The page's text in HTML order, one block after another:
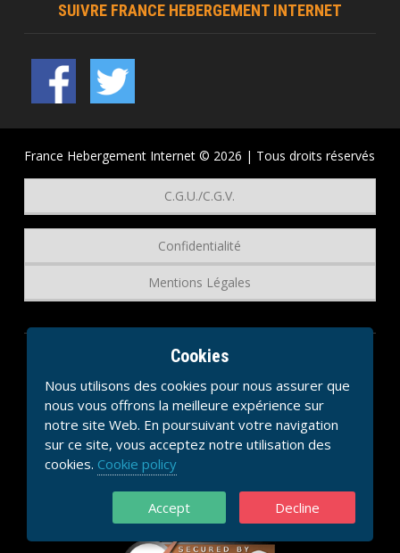
SUIVRE FRANCE HEBERGEMENT INTERNET
France Hebergement Internet © 2026 | Tous droits réservés
C.G.U./C.G.V.
Mentions Légales
Confidentialité
Cookies
Nous utilisons des cookies pour nous assurer que
nous vous offrons la meilleure expérience sur
notre site Web. En poursuivant votre navigation
sur ce site, vous acceptez notre utilisation des
cookies. Cookie policy
Accept Decline